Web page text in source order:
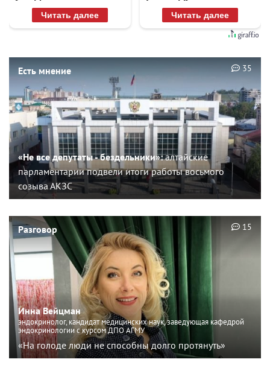
Читать далее Читать далее
Есть мнение
«Не все депутаты - бездельники»:алтайские
парламентарии подвели итоги работы восьмого
созыва АКЗС
35
Разговор
Инна Вейцман
эндокринолог, кандидат медицинских наук, заведующая кафедрой
эндокринологии с курсом ДПО АГМУ
«На голоде люди не способны долго протянуть»
15